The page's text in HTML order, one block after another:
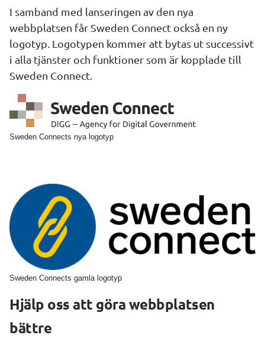
I samband med lanseringen av den nya
webbplatsen får Sweden Connect också en ny
logotyp. Logotypen kommer att bytas ut successivt
Sweden Connect.
Sweden Connects nya logotyp
Sweden Connects gamla logotyp
Hjälp oss att göra webbplatsen
bättre